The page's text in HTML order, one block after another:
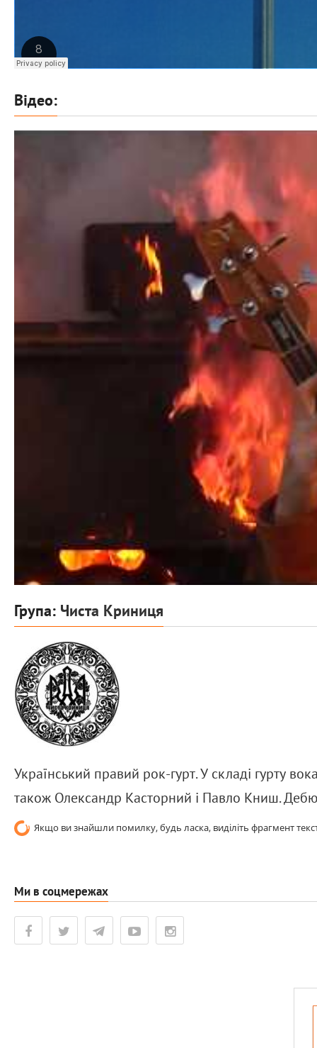
Відео:
Група: Чиста Криниця
Український правий рок-гурт. У складі гурту
також Олександр Касторний і Павло Книш.
Якщо ви знайшли помилку, будь ласка, виділіть фрагмент
Ми в соцмережах